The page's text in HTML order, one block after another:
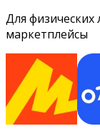
Для
маркетплейсы